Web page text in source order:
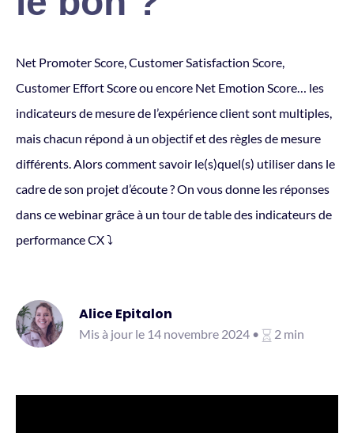
Net Promoter Score, Customer Satisfaction Score,
Customer Effort Score ou encore Net Emotion Score… les
indicateurs de mesure de l’expérience client sont multiples,
mais chacun répond à un objectif et des règles de mesure
différents. Alors comment savoir le(s)quel(s) utiliser dans le
cadre de son projet d’écoute ? On vous donne les réponses
dans ce webinar grâce à un tour de table des indicateurs de
performance CX ⤵️
Alice Epitalon
Mis à jour le 14 novembre 2024 • 2 min